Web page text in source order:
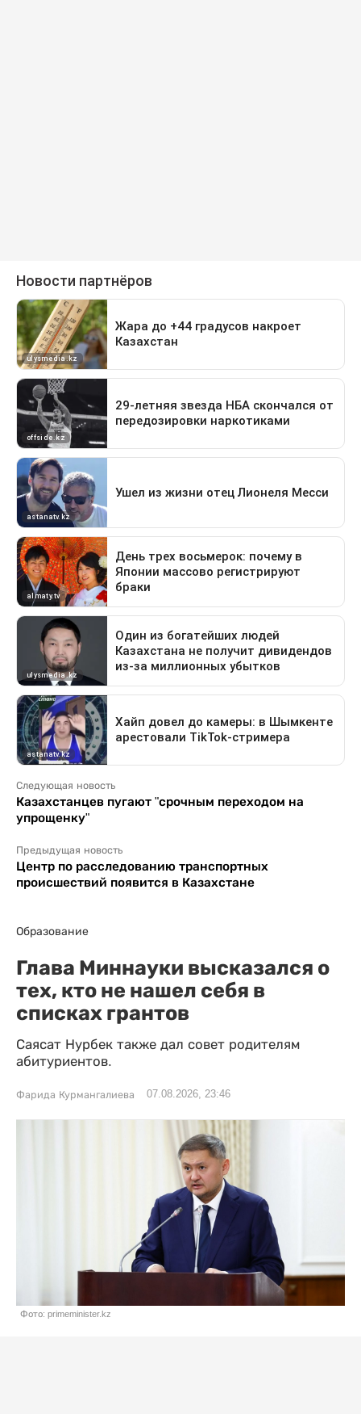
Следующая новость
Казахстанцев пугают "срочным переходом на
упрощенку"
Предыдущая новость
Центр по расследованию транспортных
происшествий появится в Казахстане
Образование
Глава Миннауки высказался о
тех, кто не нашел себя в
списках грантов
Саясат Нурбек также дал совет родителям
абитуриентов.
Фарида Курмангалиева 07.08.2026, 23:46
Фото: primeminister.kz